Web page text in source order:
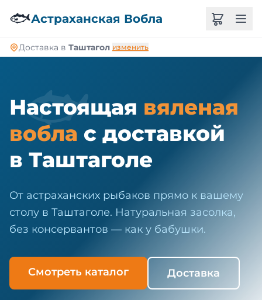
🐟Астраханская Вобла
Доставка в Таштагол изменить
🐟
Настоящая вяленая
вобла с доставкой
в Таштаголе
От астраханских рыбаков прямо к вашему
столу в Таштаголе. Натуральная засолка,
без консервантов — как у бабушки.
Смотреть каталог Доставка